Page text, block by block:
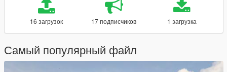
16 загрузок 17 подписчиков 1 загрузка
Самый популярный файл